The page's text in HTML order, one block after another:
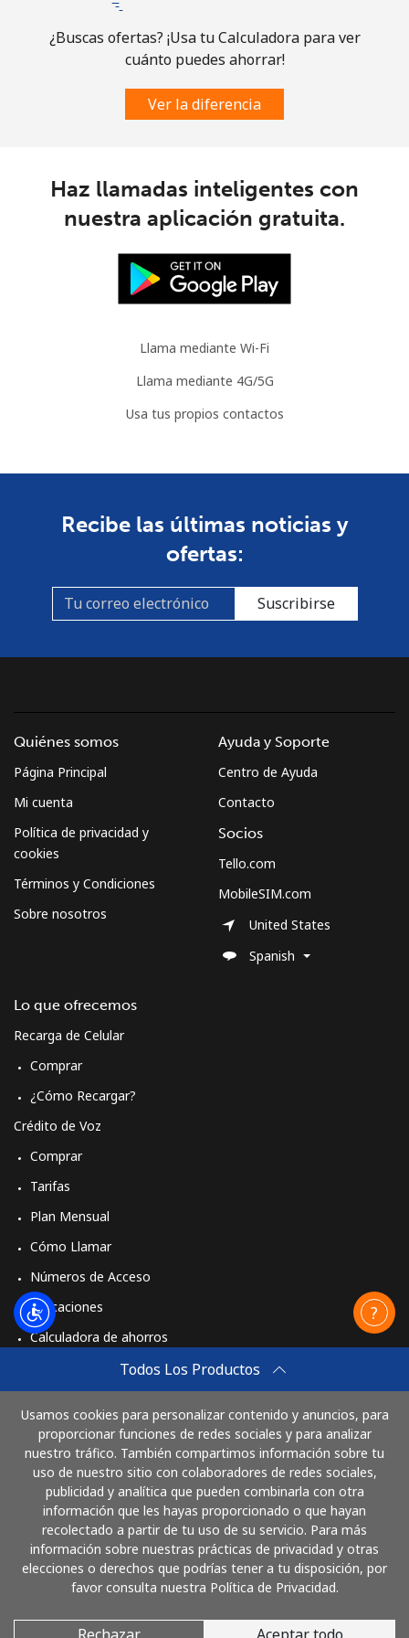
¿Buscas ofertas? ¡Usa tu Calculadora para ver
cuánto puedes ahorrar!
Ver la diferencia
Haz llamadas inteligentes con
nuestra aplicación gratuita.
Llama mediante Wi-Fi
Llama mediante 4G/5G
Usa tus propios contactos
Recibe las últimas noticias y
ofertas:
Suscribirse
Todos Los Productos
Usamos cookies para personalizar contenido y anuncios, para
proporcionar funciones de redes sociales y para analizar
nuestro tráfico. También compartimos información sobre tu
uso de nuestro sitio con colaboradores de redes sociales,
publicidad y analítica que pueden combinarla con otra
información que les hayas proporcionado o que hayan
recolectado a partir de tu uso de su servicio. Para más
información sobre nuestras prácticas de privacidad y otras
elecciones o derechos que podrías tener a tu disposición, por
favor consulta nuestra Política de Privacidad.
Rechazar Aceptar todo
Quiénes somos
Página Principal
Mi cuenta
Política de privacidad y
cookies
Términos y Condiciones
Sobre nosotros
Lo que ofrecemos
Recarga de Celular
Comprar
¿Cómo Recargar?
Crédito de Voz
Comprar
Tarifas
Plan Mensual
Cómo Llamar
Números de Acceso
Aplicaciones
Calculadora de ahorros
Comprar
Cómo funciona
Ayuda y Soporte
Centro de Ayuda
Contacto
Socios
Tello.com
MobileSIM.com
United States
Spanish
Paga con